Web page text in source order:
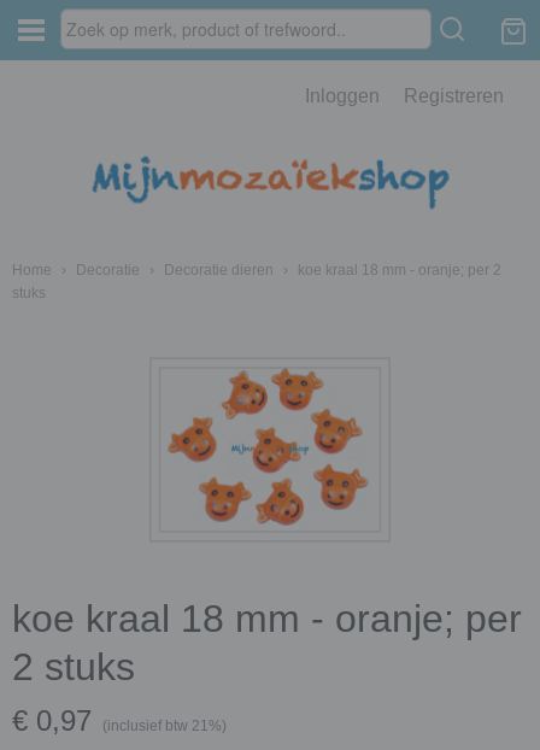
Inloggen Registreren
Home › Decoratie › Decoratie dieren ›
koe kraal 18 mm - oranje; per 2
stuks
koe kraal 18 mm - oranje; per
2 stuks
€ 0,97 (inclusief btw 21%)